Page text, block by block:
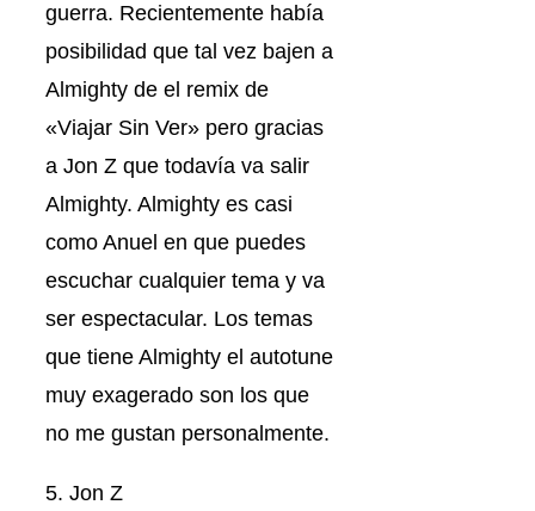
guerra. Recientemente había
posibilidad que tal vez bajen a
Almighty de el remix de
«Viajar Sin Ver» pero gracias
a Jon Z que todavía va salir
Almighty. Almighty es casi
como Anuel en que puedes
escuchar cualquier tema y va
ser espectacular. Los temas
que tiene Almighty el autotune
muy exagerado son los que
no me gustan personalmente.
5. Jon Z